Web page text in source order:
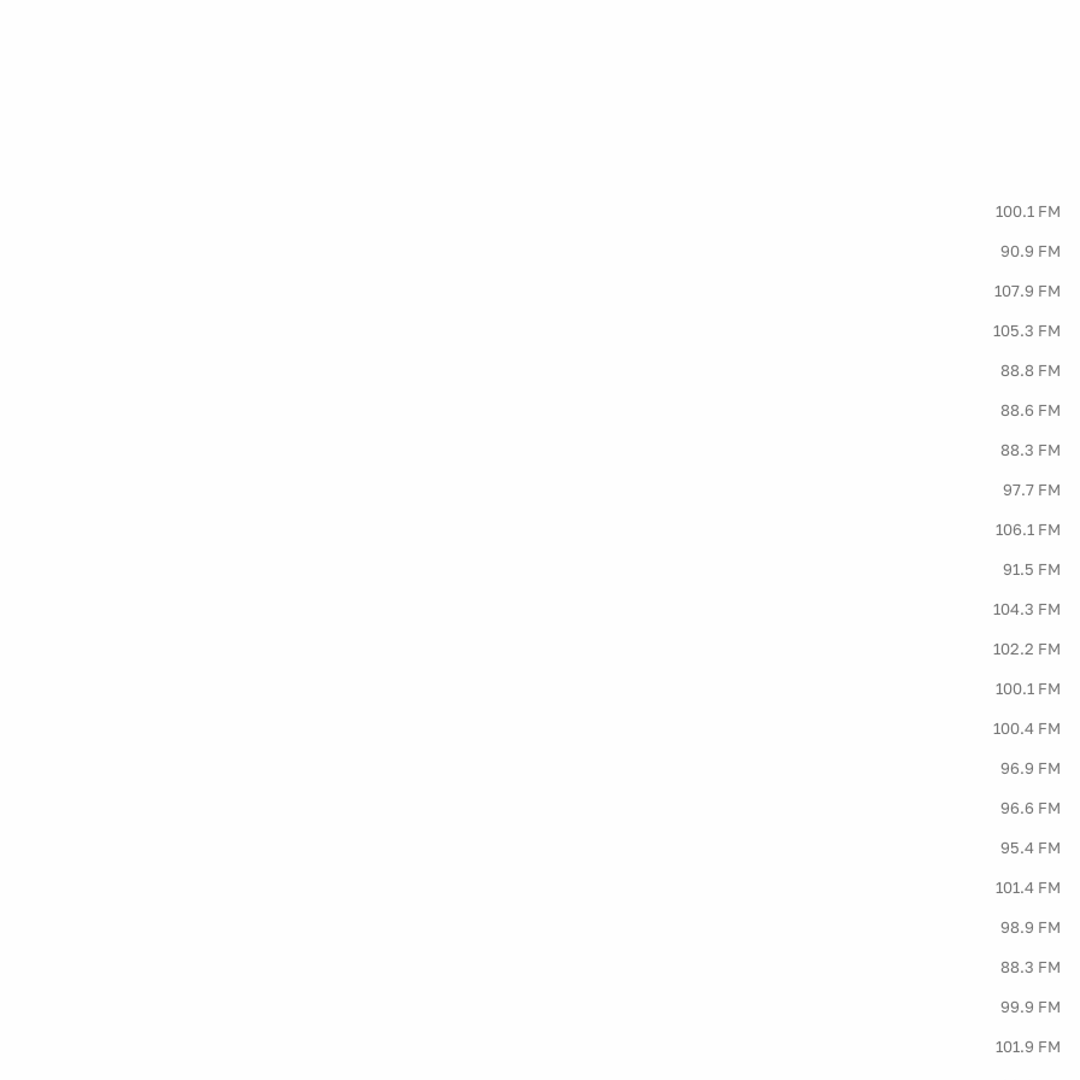
100.1 FM
90.9 FM
107.9 FM
105.3 FM
88.8 FM
88.6 FM
88.3 FM
97.7 FM
106.1 FM
91.5 FM
104.3 FM
102.2 FM
100.1 FM
100.4 FM
96.9 FM
96.6 FM
95.4 FM
101.4 FM
98.9 FM
88.3 FM
99.9 FM
101.9 FM